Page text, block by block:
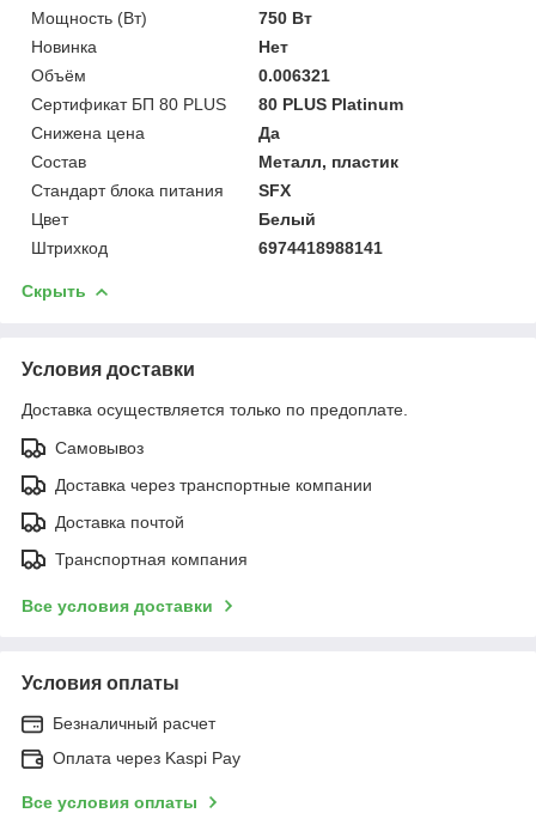
Мощность (Bт)
750 Вт
Новинка
Нет
Объём
0.006321
Сертификат БП 80 PLUS
80 PLUS Platinum
Снижена цена
Да
Состав
Металл, пластик
Стандарт блока питания
SFX
Цвет
Белый
Штрихкод
6974418988141
Скрыть
Условия доставки
Доставка осуществляется только по предоплате.
Самовывоз
Доставка через транспортные компании
Доставка почтой
Транспортная компания
Все условия доставки
Условия оплаты
Безналичный расчет
Оплата через Kaspi Pay
Все условия оплаты